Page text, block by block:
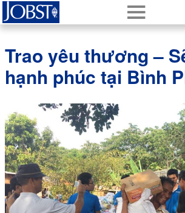
h
Trao yêu thương –
hạnh phúc tại Bình